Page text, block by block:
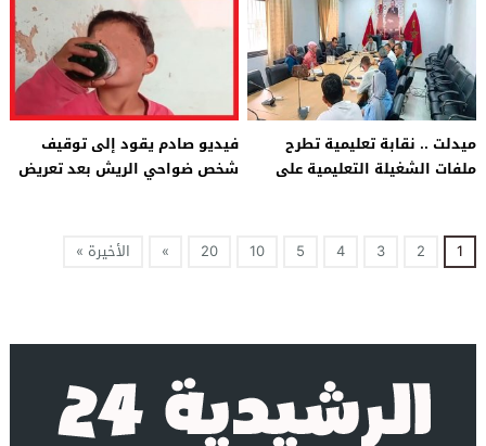
ميدلت .. نقابة تعليمية تطرح
ملفات الشغيلة التعليمية على
فيديو صادم يقود إلى توقيف
شخص ضواحي الريش بعد تعريض
1
2
3
4
5
10
20
» الأخيرة »